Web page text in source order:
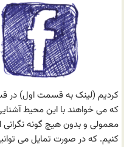
کردیم (لینک به قسمت اول) در
که می خواهند با این محیط
معمولی و بدون هیچ گونه نگرانی
کنیم. که در صورت تمایل می